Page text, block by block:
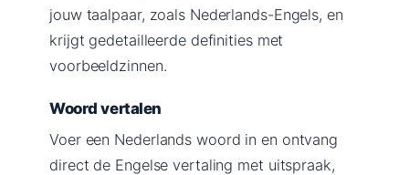
jouw taalpaar, zoals Nederlands-Engels, en
krijgt gedetailleerde definities met
voorbeeldzinnen.
Woord vertalen
Voer een Nederlands woord in en ontvang
direct de Engelse vertaling met uitspraak,